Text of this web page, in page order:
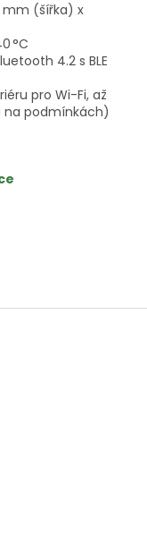
mm (šířka) x
°C
4.2 s BLE
pro Wi-Fi, až
na podmínkách)